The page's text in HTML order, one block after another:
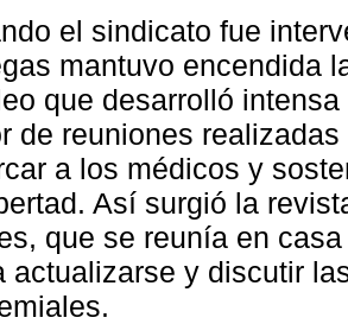
el sindicato fue
mantuvo encendida
que desarrolló
de reuniones
a los médicos y
Así surgió la
que se reunía en
actualizarse y discutir